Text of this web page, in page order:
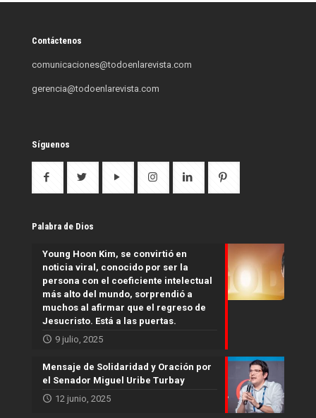
Contáctenos
comunicaciones@todoenlarevista.com
gerencia@todoenlarevista.com
Síguenos
Palabra de Dios
Young Hoon Kim, se convirtió en
noticia viral, conocido por ser la
persona con el coeficiente intelectual
más alto del mundo, sorprendió a
muchos al afirmar que el regreso de
Jesucristo. Está a las puertas.
9 julio, 2025
Mensaje de Solidaridad y Oración por
el Senador Miguel Uribe Turbay
12 junio, 2025